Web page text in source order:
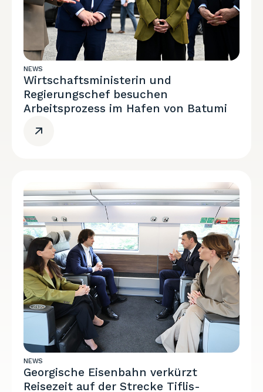
NEWS
Wirtschaftsministerin und
Regierungschef besuchen
Arbeitsprozess im Hafen von Batumi
NEWS
Georgische Eisenbahn verkürzt
Reisezeit auf der Strecke Tiflis-